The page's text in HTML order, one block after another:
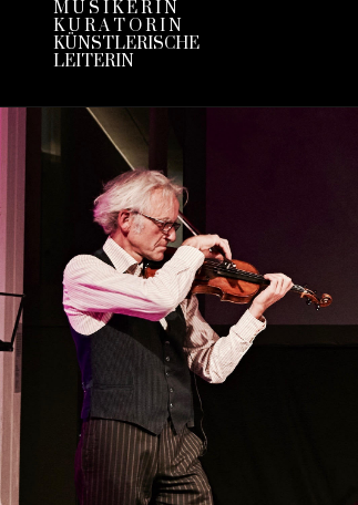
M U S I K E R I N
K U R A T O R I N
KÜNSTLERISCHE
LEITERIN